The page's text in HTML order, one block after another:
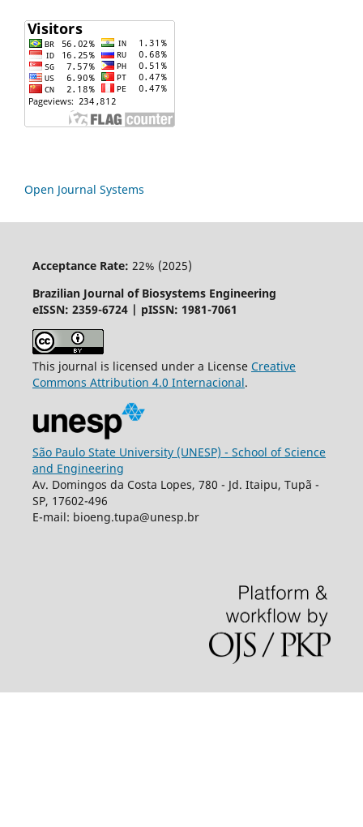
Open Journal Systems
Acceptance Rate: 22% (2025)
Brazilian Journal of Biosystems Engineering
eISSN: 2359-6724 | pISSN: 1981-7061
This journal is licensed under a License Creative
Commons Attribution 4.0 Internacional.
São Paulo State University (UNESP) - School of Science
and Engineering
Av. Domingos da Costa Lopes, 780 - Jd. Itaipu, Tupã -
SP, 17602-496
E-mail: bioeng.tupa@unesp.br